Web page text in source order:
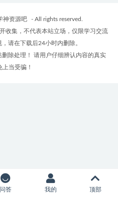
神资源吧
- All rights reserved.
收集，不代表本站立场，仅限学习交流
请在下载后24小时内删除。
除处理！ 请用户仔细辨认内容的真实
上当受骗！
问答 我的 顶部